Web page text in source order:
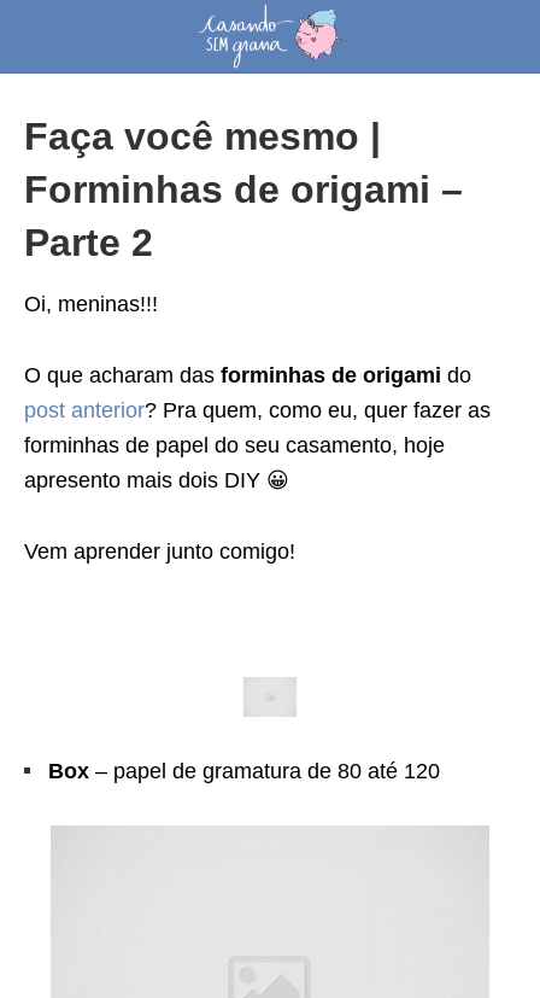
Faça você mesmo |
Forminhas de origami –
Parte 2
Oi, meninas!!!
O que acharam das forminhas de origami do
post anterior? Pra quem, como eu, quer fazer as
forminhas de papel do seu casamento, hoje
apresento mais dois DIY 😀
Vem aprender junto comigo!
Box – papel de gramatura de 80 até 120